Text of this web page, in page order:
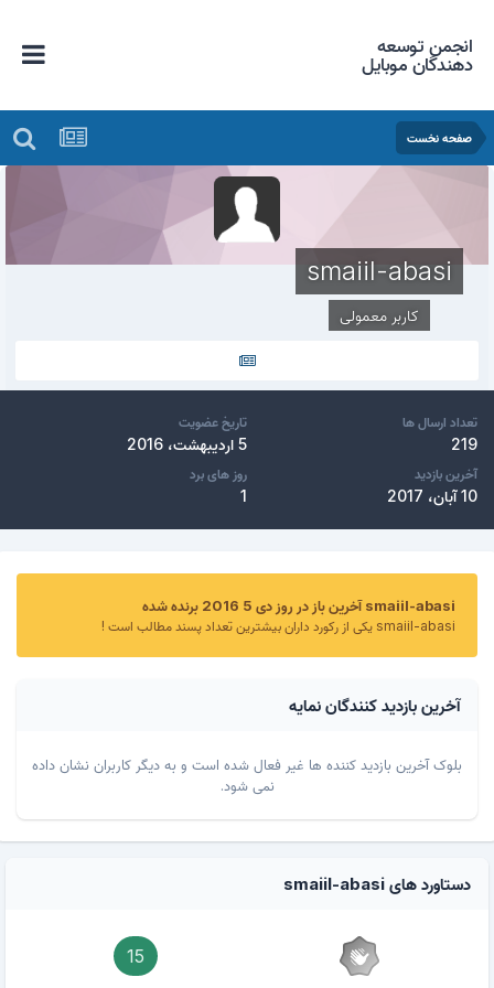
انجمن توسعه
دهندگان موبایل
صفحه نخست
smaiil-abasi
کاربر معمولی
تعداد ارسال ها
219
تاریخ عضویت
5 اردیبهشت، 2016
آخرین بازدید
10 آبان، 2017
روز های برد
smaiil-abasi آخرین باز در روز دی 5 2016 برنده شده
smaiil-abasi یکی از رکورد داران بیشترین تعداد پسند مطالب است !
آخرین بازدید کنندگان نمایه
بلوک آخرین بازدید کننده ها غیر فعال شده است و به دیگر کاربران نشان داده
نمی شود.
دستاورد های smaiil-abasi
15